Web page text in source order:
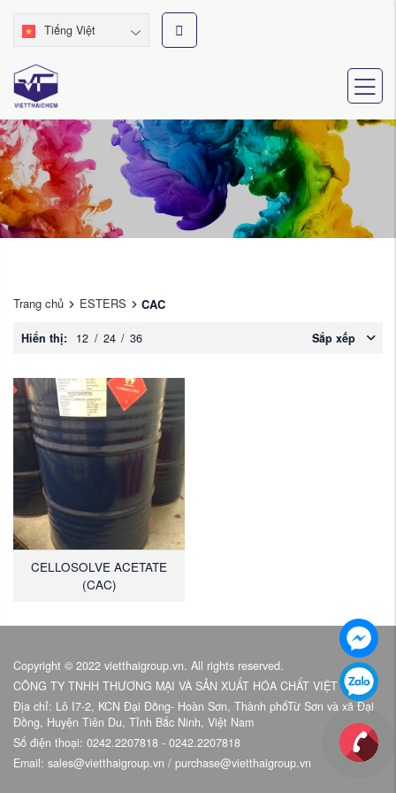
Tiếng Việt
Trang chủ ESTERS CAC
Hiển thị: 12 / 24 / 36 Sắp xếp
CELLOSOLVE ACETATE
(CAC)
Copyright © 2022 vietthaigroup.vn. All rights reserved.
CÔNG TY TNHH THƯƠNG MẠI VÀ SẢN XUẤT HÓA CHẤT VIỆT THÁI
Địa chỉ: Lô I7-2, KCN Đại Đồng- Hoàn Sơn, Thành phốTừ Sơn và xã Đại
Đồng, Huyện Tiên Du, Tỉnh Bắc Ninh, Việt Nam
Số điện thoại: 0242.2207818 - 0242.2207818
Email: sales@vietthaigroup.vn / purchase@vietthaigroup.vn